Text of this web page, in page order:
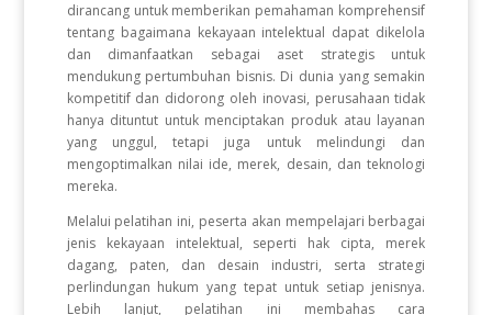
dirancang untuk memberikan pemahaman komprehensif
tentang bagaimana kekayaan intelektual dapat dikelola
dan dimanfaatkan sebagai aset strategis untuk
mendukung pertumbuhan bisnis. Di dunia yang semakin
kompetitif dan didorong oleh inovasi, perusahaan tidak
hanya dituntut untuk menciptakan produk atau layanan
yang unggul, tetapi juga untuk melindungi dan
mengoptimalkan nilai ide, merek, desain, dan teknologi
mereka.
Melalui pelatihan ini, peserta akan mempelajari berbagai
jenis kekayaan intelektual, seperti hak cipta, merek
dagang, paten, dan desain industri, serta strategi
perlindungan hukum yang tepat untuk setiap jenisnya.
Lebih lanjut, pelatihan ini membahas cara